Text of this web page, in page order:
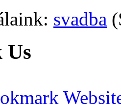
svadba
Us